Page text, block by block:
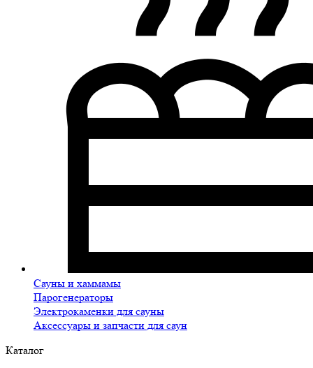
Сауны и хаммамы
Парогенераторы
Электрокаменки для сауны
Аксессуары и запчасти для саун
Каталог